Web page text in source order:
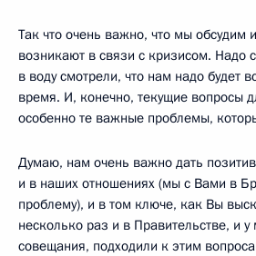
Так что очень важно, что мы обсудим
возникают в связи с кризисом. Надо
в воду смотрели, что нам надо будет
время. И, конечно, текущие вопросы
особенно те важные проблемы,
Думаю, нам очень важно дать
и в наших отношениях (мы с Вами в
проблему), и в том ключе, как Вы
несколько раз и в Правительстве, и
совещания, подходили к этим